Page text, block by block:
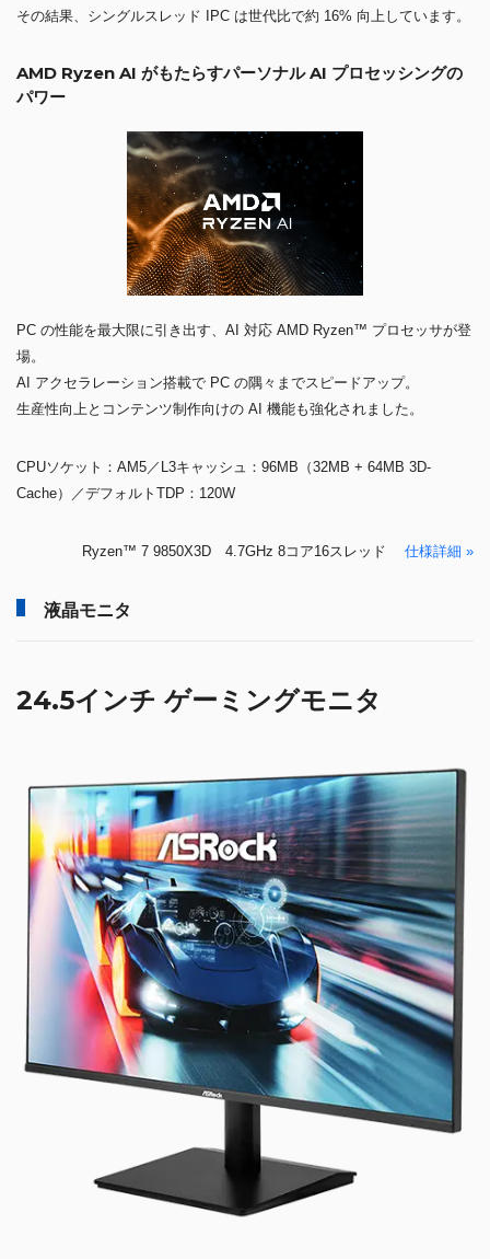
その結果、シングルスレッド IPC は世代比で約 16% 向上しています。
AMD Ryzen AI がもたらすパーソナル AI プロセッシングの
パワー
PC の性能を最大限に引き出す、AI 対応 AMD Ryzen™ プロセッサが登
場。
AI アクセラレーション搭載で PC の隅々までスピードアップ。
生産性向上とコンテンツ制作向けの AI 機能も強化されました。
CPUソケット：AM5／L3キャッシュ：96MB（32MB + 64MB 3D-
Cache）／デフォルトTDP：120W
Ryzen™ 7 9850X3D 4.7GHz 8コア16スレッド 仕様詳細 »
液晶モニタ
24.5インチ ゲーミングモニタ